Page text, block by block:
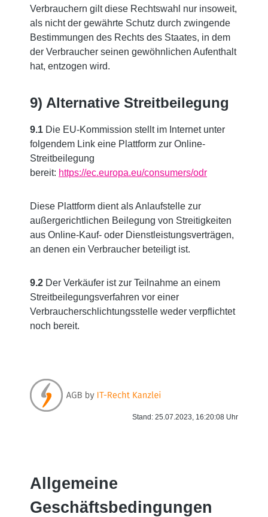
Verbrauchern gilt diese Rechtswahl nur insoweit,
als nicht der gewährte Schutz durch zwingende
Bestimmungen des Rechts des Staates, in dem
der Verbraucher seinen gewöhnlichen Aufenthalt
hat, entzogen wird.
9) Alternative Streitbeilegung
9.1 Die EU-Kommission stellt im Internet unter
folgendem Link eine Plattform zur Online-
Streitbeilegung
bereit: https://ec.europa.eu/consumers/odr
Diese Plattform dient als Anlaufstelle zur
außergerichtlichen Beilegung von Streitigkeiten
aus Online-Kauf- oder Dienstleistungsverträgen,
an denen ein Verbraucher beteiligt ist.
9.2 Der Verkäufer ist zur Teilnahme an einem
Streitbeilegungsverfahren vor einer
Verbraucherschlichtungsstelle weder verpflichtet
noch bereit.
Stand: 25.07.2023, 16:20:08 Uhr
Allgemeine
Geschäftsbedingungen